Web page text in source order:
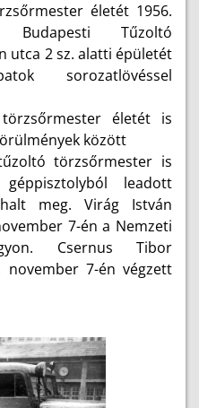
életét 1956.
Tűzoltó
utca 2 sz. alatti épületét
sorozatlövéssel
életét is
között
törzsőrmester is
leadott
meg. Virág István
7-én a Nemzeti
Csernus Tibor
november 7-én végzett